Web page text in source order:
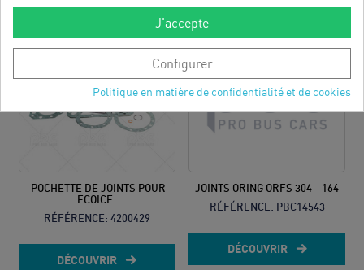
POCHETTE DE JOINTS POUR
ECOICE
RÉFÉRENCE: 4200429
DÉCOUVRIR
JOINTS ORING ORFS 304 - 164
RÉFÉRENCE: PBC14543
DÉCOUVRIR
J'accepte
Configurer
Politique en matière de confidentialité et de cookies